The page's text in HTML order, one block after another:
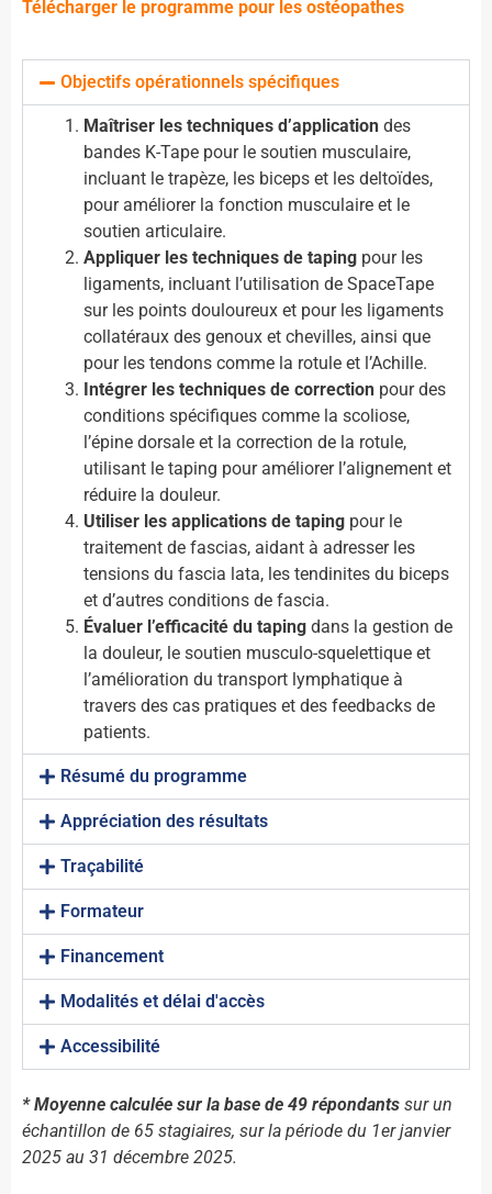
Télécharger le programme pour les ostéopathes
Objectifs opérationnels spécifiques
Maîtriser les techniques d’application des
bandes K-Tape pour le soutien musculaire,
incluant le trapèze, les biceps et les deltoïdes,
pour améliorer la fonction musculaire et le
soutien articulaire.
Appliquer les techniques de taping pour les
ligaments, incluant l’utilisation de SpaceTape
sur les points douloureux et pour les ligaments
collatéraux des genoux et chevilles, ainsi que
pour les tendons comme la rotule et l’Achille.
Intégrer les techniques de correction pour des
conditions spécifiques comme la scoliose,
l’épine dorsale et la correction de la rotule,
utilisant le taping pour améliorer l’alignement et
réduire la douleur.
Utiliser les applications de taping pour le
traitement de fascias, aidant à adresser les
tensions du fascia lata, les tendinites du biceps
et d’autres conditions de fascia.
Évaluer l’efficacité du taping dans la gestion de
la douleur, le soutien musculo-squelettique et
l’amélioration du transport lymphatique à
travers des cas pratiques et des feedbacks de
patients.
Résumé du programme
Appréciation des résultats
Traçabilité
Formateur
Financement
Modalités et délai d'accès
Accessibilité
* Moyenne calculée sur la base de 49 répondants sur un
échantillon de 65 stagiaires, sur la période du 1er janvier
2025 au 31 décembre 2025.